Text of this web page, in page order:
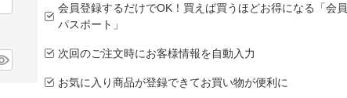
会員登録するだけでOK！買えば買うほどお得になる「会員
パスポート」
次回のご注文時にお客様情報を自動入力
お気に入り商品が登録できてお買い物が便利に